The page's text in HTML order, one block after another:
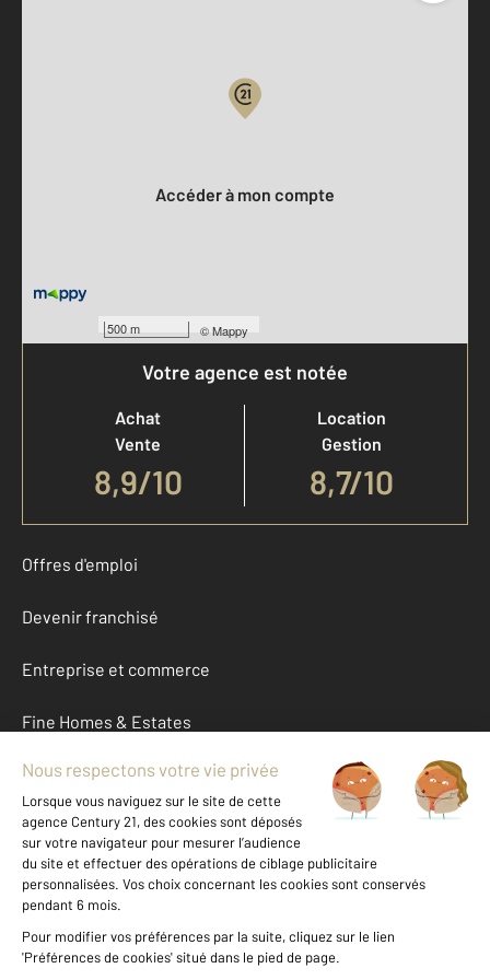
500 m ©Mappy
Accéder à mon compte
Votre agence est notée
Achat
Vente
8,9/10
Location
Gestion
8,7/10
Offres d'emploi
Devenir franchisé
Entreprise et commerce
Fine Homes & Estates
À propos
International
Nous contacter